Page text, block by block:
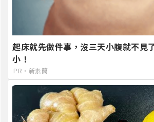
起床就先做件事，沒三天小腹就不見
小！
PR・新素簡